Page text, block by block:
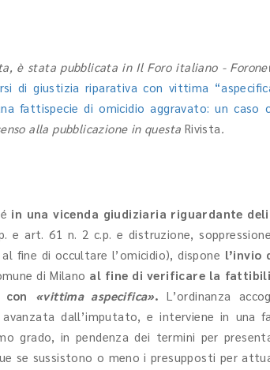
è stata pubblicata in Il Foro italiano -
di giustizia riparativa con vittima
fattispecie di omicidio aggravato: un caso
alla pubblicazione in questa Rivista.
in una vicenda giudiziaria riguardante
e art. 61 n. 2 c.p. e distruzione,
fine di occultare l’omicidio), dispone l’invio
di Milano al fine di verificare la
con «vittima aspecifica». L’ordinanza
dall’imputato, e interviene in una
grado, in pendenza dei termini per
se sussistono o meno i presupposti per